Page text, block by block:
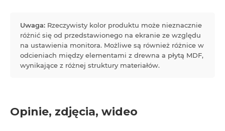
Uwaga: Rzeczywisty kolor produktu może nieznacznie
różnić się od przedstawionego na ekranie ze względu
na ustawienia monitora. Możliwe są również różnice w
odcieniach między elementami z drewna a płytą MDF,
wynikające z różnej struktury materiałów.
Opinie, zdjęcia, wideo